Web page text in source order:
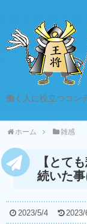
働く人に役立つコン
ホーム 雑感
【とて
続いた
2023/5/4 2023/